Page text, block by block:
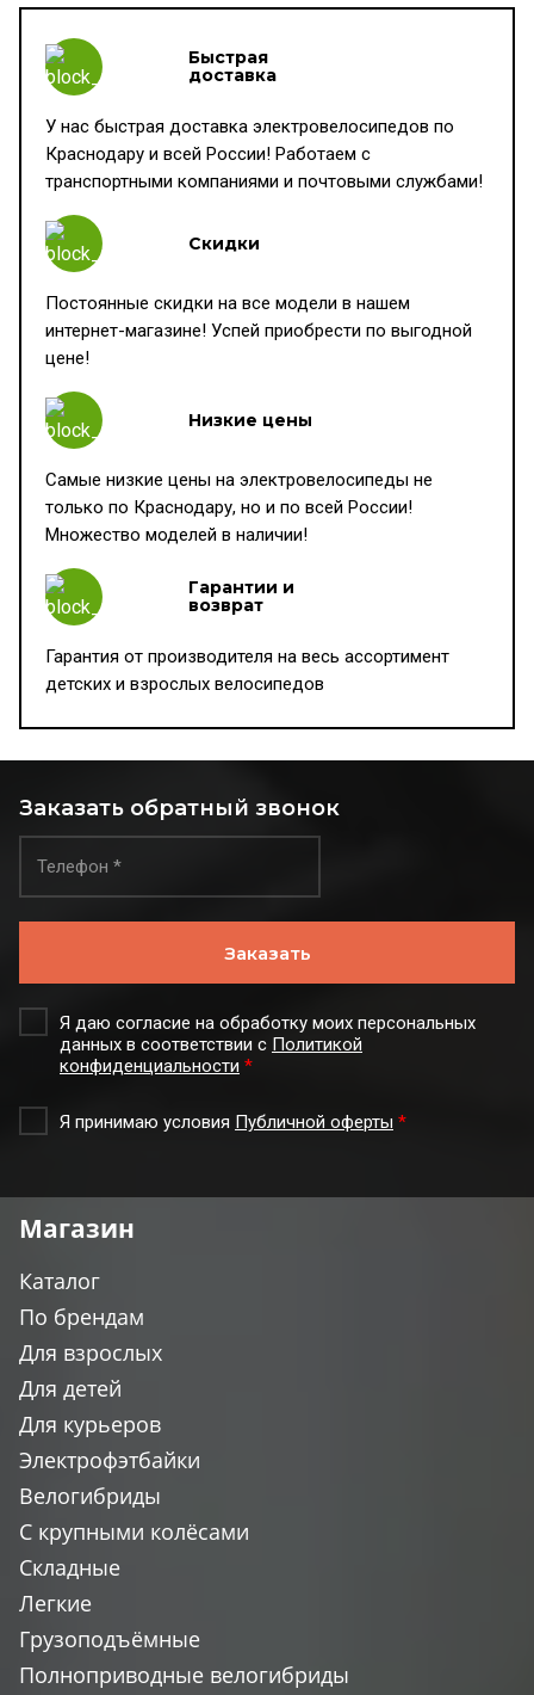
Быстрая
доставка
У нас быстрая доставка электровелосипедов по
Краснодару и всей России! Работаем с
транспортными компаниями и почтовыми службами!
Скидки
Постоянные скидки на все модели в нашем
интернет-магазине! Успей приобрести по выгодной
цене!
Низкие цены
Самые низкие цены на электровелосипеды не
только по Краснодару, но и по всей России!
Множество моделей в наличии!
Гарантии и
возврат
Гарантия от производителя на весь ассортимент
детских и взрослых велосипедов
Заказать обратный звонок
Я даю согласие на обработку моих персональных
данных в соответствии с Политикой
конфиденциальности *
Я принимаю условия Публичной оферты *
Заказать
Магазин
Каталог
По брендам
Для взрослых
Для детей
Для курьеров
Электрофэтбайки
Велогибриды
С крупными колёсами
Складные
Легкие
Грузоподъёмные
Полноприводные велогибриды